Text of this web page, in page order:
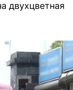
двухцветная